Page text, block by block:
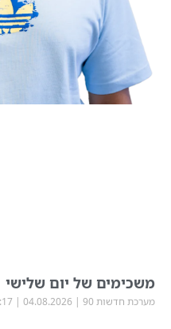
משכימים של יום שלישי
מערכת חדשות 90